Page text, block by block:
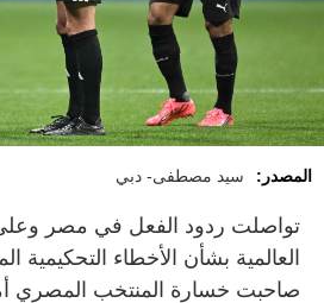
المصدر: سيد مصطفى- دبي
تواصلت ردود الفعل في مصر وعلى
العالمية بشأن الأخطاء التحكيمية
صاحبت خسارة المنتخب المصري